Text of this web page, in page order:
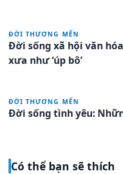
ĐỜI THƯƠNG MẾN
Đời sống xã hội văn
xưa như ‘úp bô’
ĐỜI THƯƠNG MẾN
Đời sống tình yêu:
Có thể bạn sẽ thích